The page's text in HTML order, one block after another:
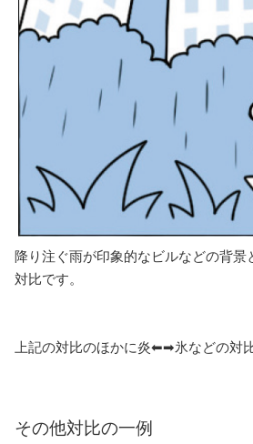
降り注ぐ雨が印象的なビルなどの背景
対比です。
上記の対比のほかに炎⬅➡氷などの対
その他対比の一例